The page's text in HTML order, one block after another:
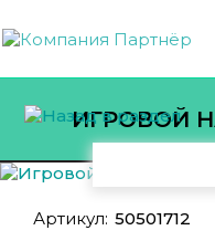
ИГРОВОЙ
Артикул: 50501712